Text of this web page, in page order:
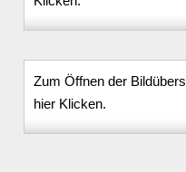
Zum Öffnen der
hier Klicken.